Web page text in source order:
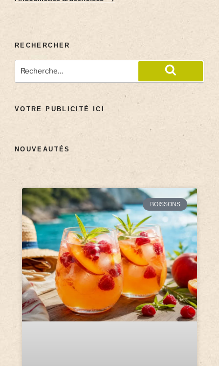
RECHERCHER
VOTRE PUBLICITÉ ICI
NOUVEAUTÉS
BOISSONS